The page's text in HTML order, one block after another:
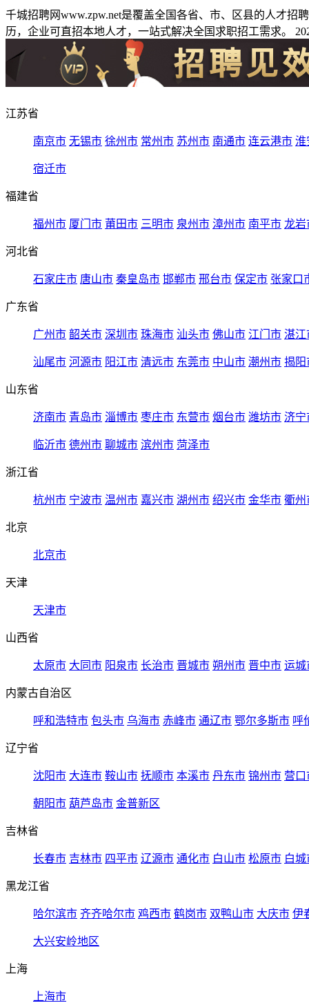
千城招聘网www.zpw.net是覆盖全国各省、市、区县的人才
历，企业可直招本地人才，一站式解决全国求职招工需求。
江苏省
南京市 无锡市 徐州市 常州市 苏州市 南通市 连云港市 淮
宿迁市
福建省
福州市 厦门市 莆田市 三明市 泉州市 漳州市 南平市 龙岩
河北省
石家庄市 唐山市 秦皇岛市 邯郸市 邢台市 保定市 张家口
广东省
广州市 韶关市 深圳市 珠海市 汕头市 佛山市 江门市 湛江
汕尾市 河源市 阳江市 清远市 东莞市 中山市 潮州市 揭阳
山东省
济南市 青岛市 淄博市 枣庄市 东营市 烟台市 潍坊市 济宁
临沂市 德州市 聊城市 滨州市 菏泽市
浙江省
杭州市 宁波市 温州市 嘉兴市 湖州市 绍兴市 金华市 衢州
北京
北京市
天津
天津市
山西省
太原市 大同市 阳泉市 长治市 晋城市 朔州市 晋中市 运城
内蒙古自治区
呼和浩特市 包头市 乌海市 赤峰市 通辽市 鄂尔多斯市 呼
辽宁省
沈阳市 大连市 鞍山市 抚顺市 本溪市 丹东市 锦州市 营口
朝阳市 葫芦岛市 金普新区
吉林省
长春市 吉林市 四平市 辽源市 通化市 白山市 松原市 白城
黑龙江省
哈尔滨市 齐齐哈尔市 鸡西市 鹤岗市 双鸭山市 大庆市 伊
大兴安岭地区
上海
上海市